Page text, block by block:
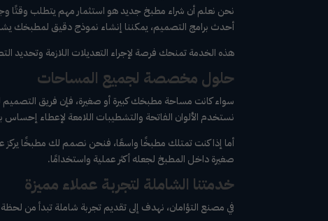
نحن نعلم أن شراء مطبخ جديد هو استثمار مهم يتطلب وقتًا
أحدث برامج التصميم، يمكننا إنشاء نموذج دقيق لمطبخك
هذه الخدمة تمنحك فرصة لإجراء التعديلات اللازمة وتحديد
حلول مخصصة لجميع المساحات
سواء كانت مساحة مطبخك كبيرة أو صغيرة، فإن فريق التصميم
نستخدم الألوان الفاتحة والتشطيبات اللامعة لإعطاء إحساس
أما إذا كنت تمتلك مطبخًا واسعًا، فنحن نصمم لك مطبخًا
صغيرة داخل المطبخ لجعله أكثر عملية واستخدامًا.
خدمتنا الشاملة لتجربة عملاء مميزة
في مصنع التؤامان، نهدف إلى تقديم تجربة شاملة تبدأ من